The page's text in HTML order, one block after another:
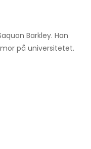
Barkley. Han
på universitetet.